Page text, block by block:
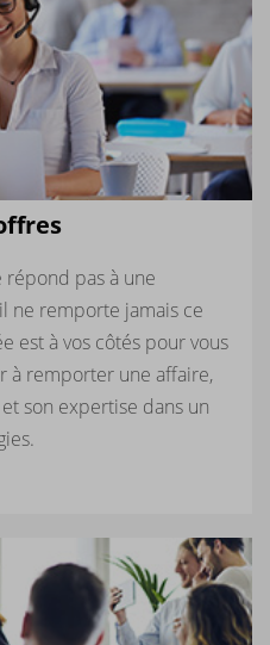
pas à une
ne remporte jamais ce
est à vos côtés pour vous
à remporter une affaire,
son expertise dans un